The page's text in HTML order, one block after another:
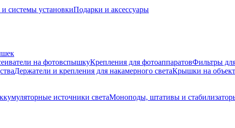
системы установкиПодарки и аксессуары
на фотовспышкуКрепления для фотоаппаратовФильтры
Держатели и крепления для накамерного светаКрышки на
источники светаМоноподы, штативы и